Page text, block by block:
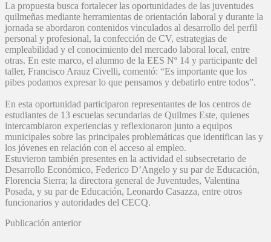
La propuesta busca fortalecer las oportunidades de las juventudes
quilmeñas mediante herramientas de orientación laboral y durante la
jornada se abordaron contenidos vinculados al desarrollo del perfil
personal y profesional, la confección de CV, estrategias de
empleabilidad y el conocimiento del mercado laboral local, entre
otras. En este marco, el alumno de la EES Nº 14 y participante del
taller, Francisco Arauz Civelli, comentó: “Es importante que los
pibes podamos expresar lo que pensamos y debatirlo entre todos”.
En esta oportunidad participaron representantes de los centros de
estudiantes de 13 escuelas secundarias de Quilmes Este, quienes
intercambiaron experiencias y reflexionaron junto a equipos
municipales sobre las principales problemáticas que identifican las y
los jóvenes en relación con el acceso al empleo.
Estuvieron también presentes en la actividad el subsecretario de
Desarrollo Económico, Federico D’Angelo y su par de Educación,
Florencia Sierra; la directora general de Juventudes, Valentina
Posada, y su par de Educación, Leonardo Casazza, entre otros
funcionarios y autoridades del CECQ.
Publicación anterior